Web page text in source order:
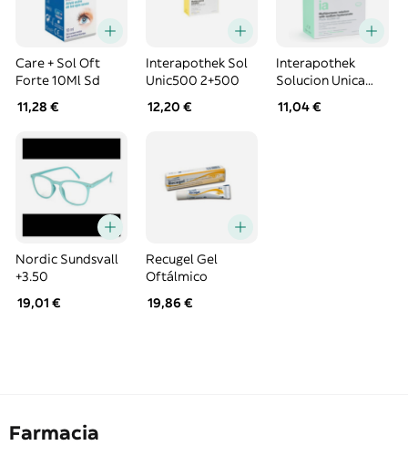
Care + Sol Oft
Forte 10Ml Sd
11,28 €
Interapothek Sol
Unic500 2+500
12,20 €
Interapothek
Solucion Unica
Hialuronico
11,04 €
Nordic Sundsvall
+3.50
19,01 €
Recugel Gel
Oftálmico
19,86 €
Farmacia